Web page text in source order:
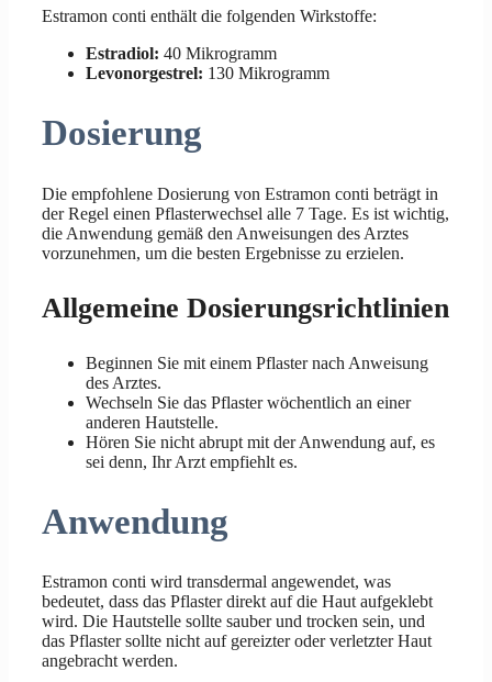
Estramon conti enthält die folgenden Wirkstoffe:
Estradiol: 40 Mikrogramm
Levonorgestrel: 130 Mikrogramm
Dosierung
Die empfohlene Dosierung von Estramon conti beträgt in
der Regel einen Pflasterwechsel alle 7 Tage. Es ist wichtig,
die Anwendung gemäß den Anweisungen des Arztes
vorzunehmen, um die besten Ergebnisse zu erzielen.
Allgemeine Dosierungsrichtlinien
Beginnen Sie mit einem Pflaster nach Anweisung
des Arztes.
Wechseln Sie das Pflaster wöchentlich an einer
anderen Hautstelle.
Hören Sie nicht abrupt mit der Anwendung auf, es
sei denn, Ihr Arzt empfiehlt es.
Anwendung
Estramon conti wird transdermal angewendet, was
bedeutet, dass das Pflaster direkt auf die Haut aufgeklebt
wird. Die Hautstelle sollte sauber und trocken sein, und
das Pflaster sollte nicht auf gereizter oder verletzter Haut
angebracht werden.